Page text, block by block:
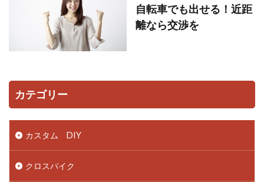
自転車でも出せる！近距
離なら交渉を
カテゴリー
カスタム DIY
クロスバイク